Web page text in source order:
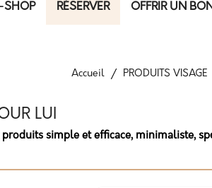
SHOP RÉSERVER OFFRIR UN
Accueil PRODUITS VISAGE
LUI
simple et efficace, minimaliste,